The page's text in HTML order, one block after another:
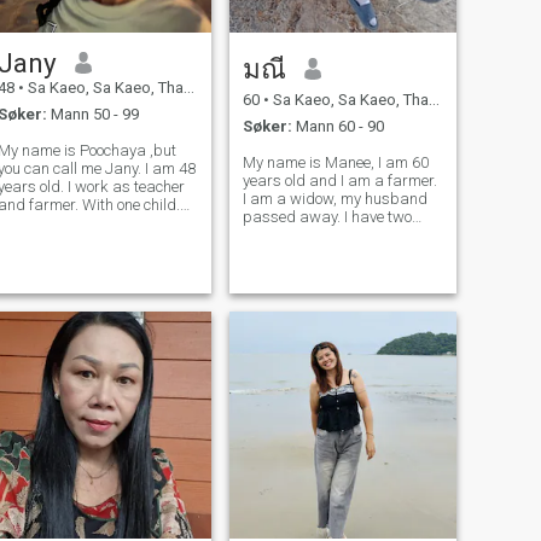
Jany
• Sa Kaeo, Sa Kaeo, Thailand
Søker: Mann 50 - 99
My name is Poochaya ,but
can call me Jany. I am 48
old. I work as teacher
and farmer. With one child.
to accepting and under
มณี
60 • Sa Kaeo, Sa Kaeo, Thailand
Søker: Mann 60 - 90
My name is Manee, I am 60
years old and I am a farmer.
I am a widow, my husband
passed away. I have two
dating site to find a man who
accepts me for who I am and